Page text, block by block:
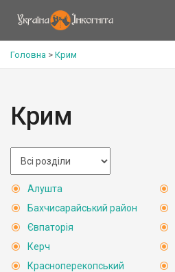
Головна > Крим
Крим
Алушта
Бахчисарайський район
Євпаторія
Керч
Красноперекопський